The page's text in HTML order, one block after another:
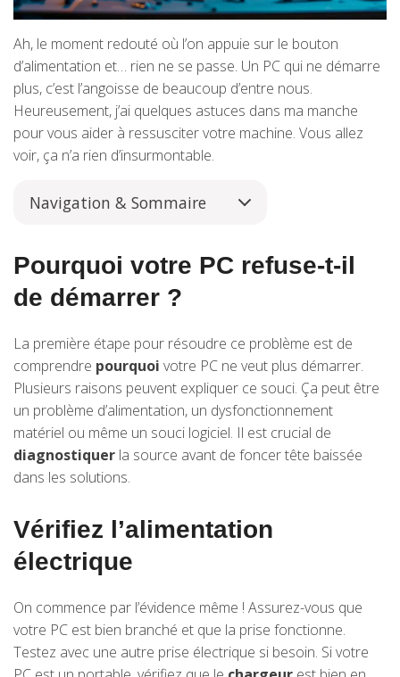
Ah, le moment redouté où l’on appuie sur le bouton
d’alimentation et… rien ne se passe. Un PC qui ne démarre
plus, c’est l’angoisse de beaucoup d’entre nous.
Heureusement, j’ai quelques astuces dans ma manche
pour vous aider à ressusciter votre machine. Vous allez
voir, ça n’a rien d’insurmontable.
Navigation & Sommaire
Pourquoi votre PC refuse-t-il
de démarrer ?
La première étape pour résoudre ce problème est de
comprendre pourquoi votre PC ne veut plus démarrer.
Plusieurs raisons peuvent expliquer ce souci. Ça peut être
un problème d’alimentation, un dysfonctionnement
matériel ou même un souci logiciel. Il est crucial de
diagnostiquer la source avant de foncer tête baissée
dans les solutions.
Vérifiez l’alimentation
électrique
On commence par l’évidence même ! Assurez-vous que
votre PC est bien branché et que la prise fonctionne.
Testez avec une autre prise électrique si besoin. Si votre